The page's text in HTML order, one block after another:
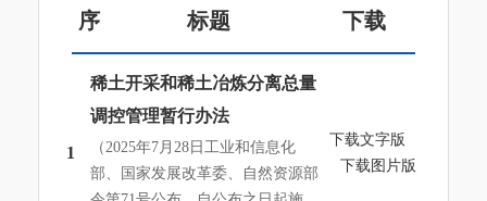
序
号
标题 下载
1
稀土开采和稀土冶炼分离总量
调控管理暂行办法
（2025年7月28日工业和信息化
部、国家发展改革委、自然资源部
下载文字版
下载图片版